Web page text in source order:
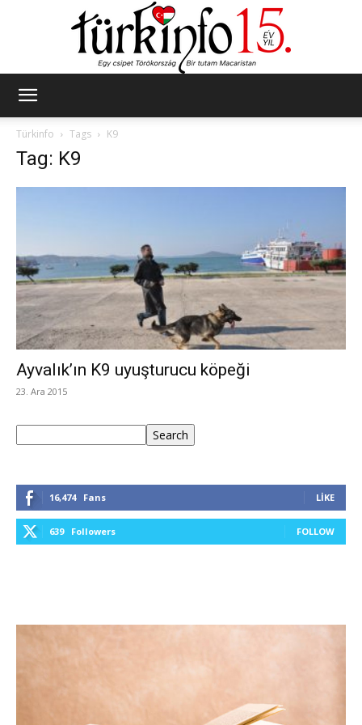
Türkinfo
Tags K9
Tag: K9
Ayvalık’ın K9 uyuşturucu köpeği
23. Ara 2015
Search
16,474 Fans LIKE
639 Followers FOLLOW